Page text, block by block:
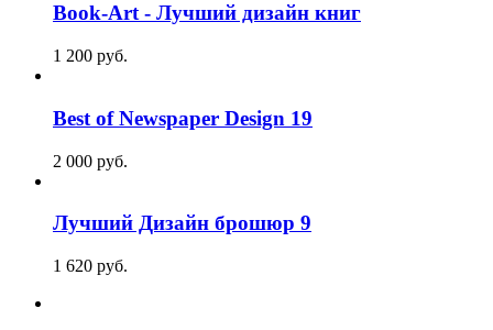
Book-Art - Лучший дизайн книг
1 200 pуб.
Best of Newspaper Design 19
2 000 pуб.
Лучший Дизайн брошюр 9
1 620 pуб.